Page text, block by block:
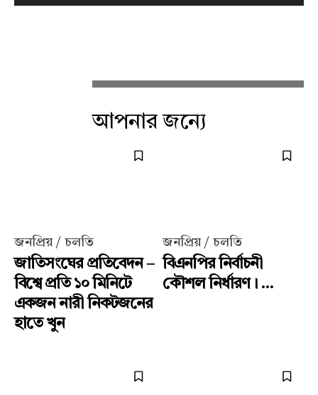
আপনার জন্যে
জনপ্রিয় / চলতি
জাতিসংঘের প্রতিবেদন –
বিশ্বে প্রতি ১০ মিনিটে
একজন নারী নিকটজনের
হাতে খুন
জনপ্রিয় / চলতি
বিএনপির নির্বাচনী
কৌশল নির্ধারণ। ...